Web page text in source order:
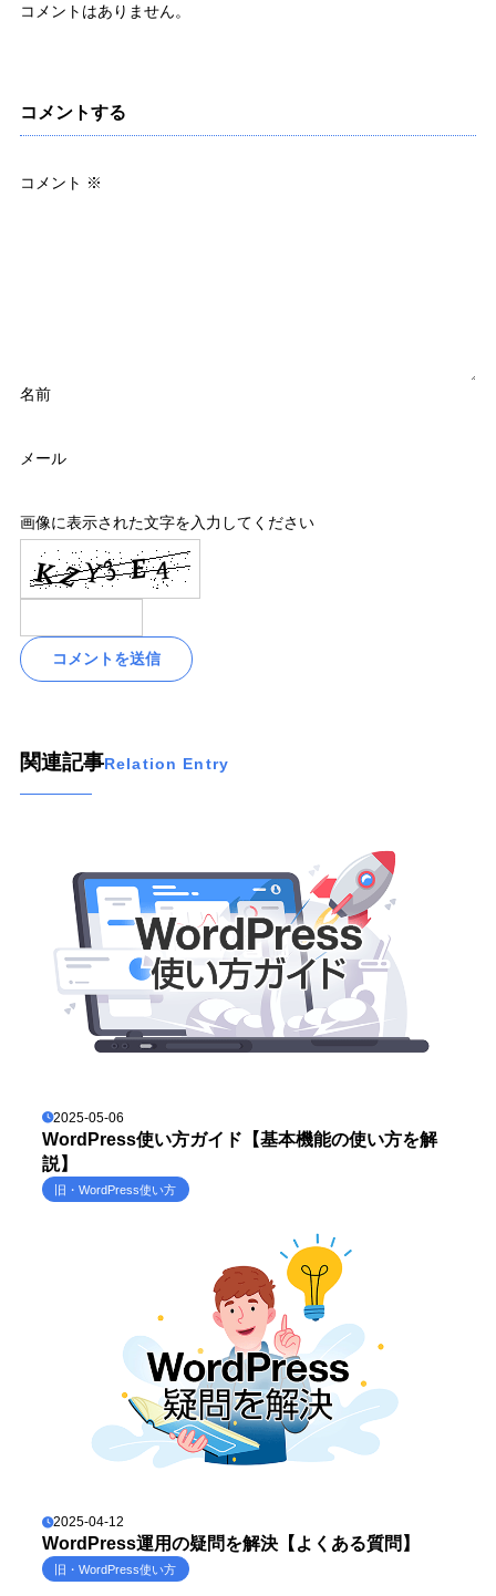
コメントはありません。
コメントする
コメント ※
名前
メール
画像に表示された文字を入力してください
関連記事Relation Entry
2025-05-06
WordPress使い方ガイド【基本機能の使い方を解
説】
旧・WordPress使い方
2025-04-12
WordPress運用の疑問を解決【よくある質問】
旧・WordPress使い方